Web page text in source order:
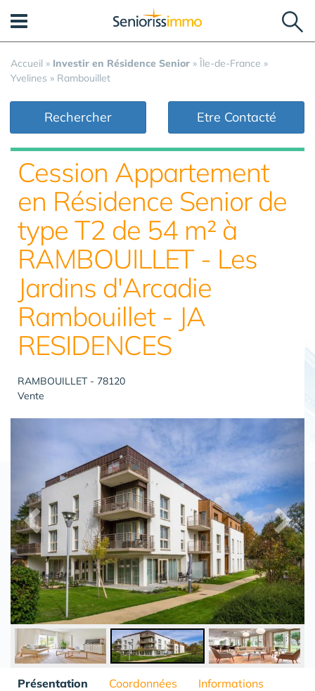
Accueil » Investir en Résidence Senior » Île-de-France »
Yvelines » Rambouillet
Rechercher Etre Contacté
Cession Appartement
en Résidence Senior de
type T2 de 54 m² à
RAMBOUILLET - Les
Jardins d'Arcadie
Rambouillet - JA
RESIDENCES
RAMBOUILLET - 78120
Vente
Présentation Coordonnées
Informations